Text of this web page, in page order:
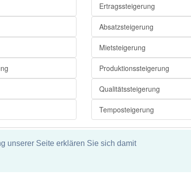
unserer Seite erklären Sie sich damit
Ertragssteigerung
Absatzsteigerung
Mietsteigerung
Produktionssteigerung
Qualitätssteigerung
Temposteigerung
dieser Seite. DDDEasy 2024